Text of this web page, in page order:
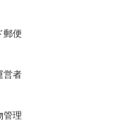
郵便
営者
管理